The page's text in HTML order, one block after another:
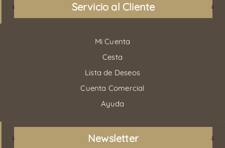
Servicio al Cliente
Mi Cuenta
Cesta
Lista de Deseos
Cuenta Comercial
Ayuda
Newsletter